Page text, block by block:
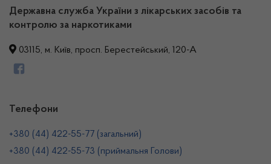
Державна служба України з лікарських засобів та
контролю за наркотиками
03115, м. Київ, просп. Берестейський, 120-А
Телефони
+380 (44) 422-55-77 (загальний)
+380 (44) 422-55-73 (приймальня Голови)